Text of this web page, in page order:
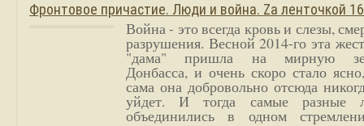
Фронтовое причастие. Люди и война. Zа ленточкой
Война - это всегда кровь и слезы,
разрушения. Весной 2014-го эта
"дама" пришла на мирную
Донбасса, и очень скоро стало
сама она добровольно отсюда
уйдет. И тогда самые разные
объединились в одном